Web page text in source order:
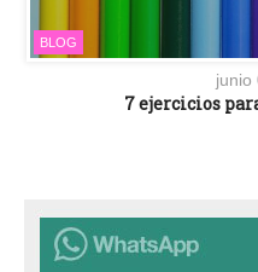
BLOG
junio
7 ejercicios